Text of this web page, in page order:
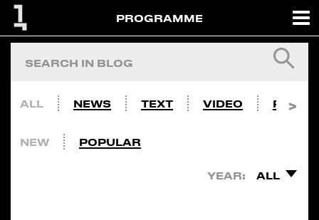
PROGRAMME
ALL NEWS TEXT VIDEO PHOTO
NEW POPULAR
YEAR: ALL